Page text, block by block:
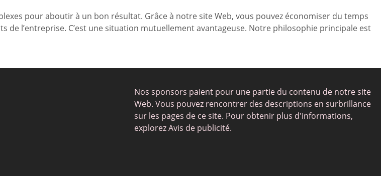
pour aboutir à un bon résultat. Grâce à notre site Web, vous pouvez économiser du temps
de l’entreprise. C’est une situation mutuellement avantageuse. Notre philosophie principale est
Nos sponsors paient pour une partie du contenu de notre site
Web. Vous pouvez rencontrer des descriptions en surbrillance
sur les pages de ce site. Pour obtenir plus d'informations,
explorez Avis de publicité.